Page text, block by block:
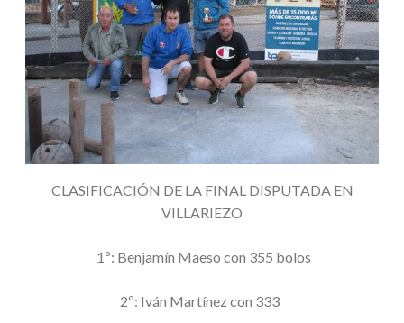
CLASIFICACIÓN DE LA FINAL DISPUTADA EN
VILLARIEZO
1º: Benjamín Maeso con 355 bolos
2º: Iván Martínez con 333